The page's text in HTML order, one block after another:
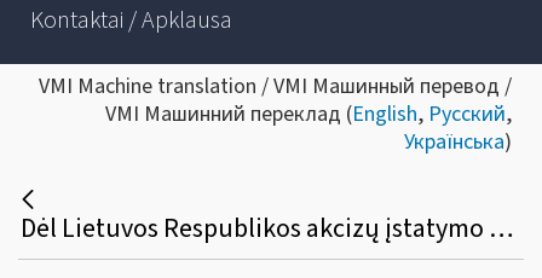
Kontaktai / Apklausa
VMI Machine translation / VMI Машинный перевод /
VMI Машинний переклад (English, Русский,
Українська)
Dėl Lietuvos Respublikos akcizų įstatymo 37 straipsnio 3 dalies taikymo nuo 2024 m. vasario 21 d.